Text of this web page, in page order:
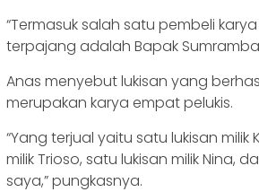
“Termasuk salah satu pembeli
terpajang adalah Bapak
Anas menyebut lukisan yang
merupakan karya empat pelukis.
“Yang terjual yaitu satu lukisan milik
milik Trioso, satu lukisan milik Nina,
saya,” pungkasnya.